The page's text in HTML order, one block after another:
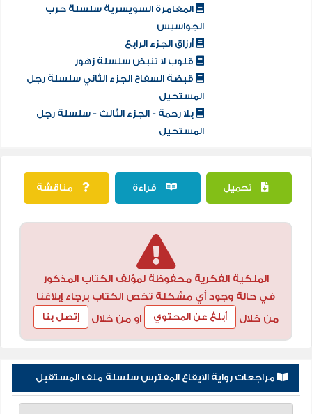
المغامرة السويسرية سلسلة حرب
الجواسيس
أرزاق الجزء الرابع
قلوب لا تنبض سلسلة زهور
قبضة السفاح الجزء الثاني سلسلة رجل
المستحيل
بلا رحمة - الجزء الثالث - سلسلة رجل
المستحيل
تحميل قراءة مناقشة
الملكية الفكرية محفوظة لمؤلف الكتاب المذكور
في حالة وجود أي مشكلة تخص الكتاب برجاء إبلاغنا
من خلال
أبلغ عن المحتوي او من خلال إتصل بنا
مراجعات رواية الايقاع المفترس سلسلة ملف المستقبل